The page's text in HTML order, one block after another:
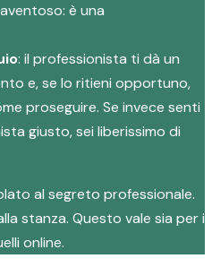
è una
: il professionista ti dà un
e, se lo ritieni opportuno,
proseguire. Se invece senti
giusto, sei liberissimo di
al segreto professionale.
stanza. Questo vale sia per i
online.